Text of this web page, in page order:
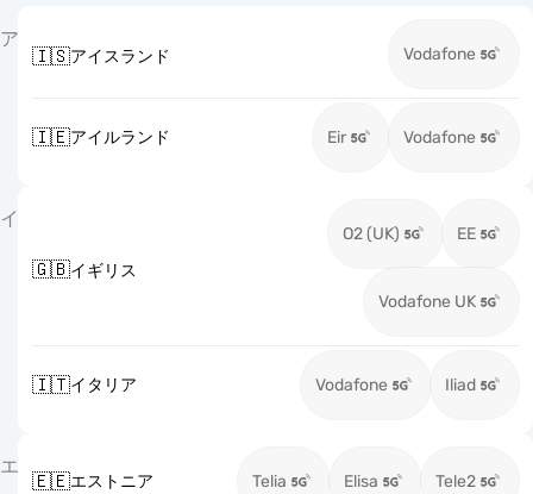
ア
🇮🇸アイスランド Vodafone
🇮🇪アイルランド Eir Vodafone
イ
🇬🇧イギリス
O2 (UK) EE
Vodafone UK
🇮🇹イタリア Vodafone Iliad
エ
🇪🇪エストニア Telia Elisa Tele2